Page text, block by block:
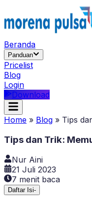
Beranda
Panduan
Pricelist
Blog
Login
Download
Home » Blog » Tips
Tips dan Trik:
Nur Aini
21 Juli 2023
7 menit baca
Daftar Isi-